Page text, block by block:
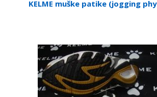
KELME muške patike (jogging